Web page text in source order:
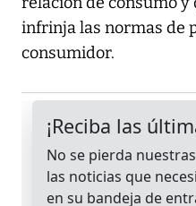
infrinja las normas de
consumidor.